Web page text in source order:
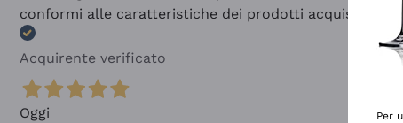
conformi alle caratteristiche dei prodotti acquistati
Acquirente verificato
Oggi
Per